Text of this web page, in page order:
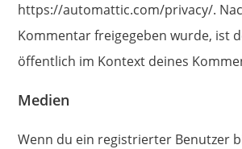
https://automattic.com/privacy/.
Kommentar freigegeben wurde, ist
öffentlich im Kontext deines
Medien
Wenn du ein registrierter Benutzer